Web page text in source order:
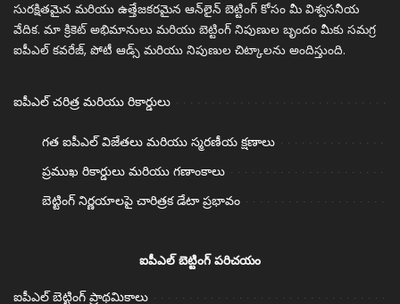
సురక్షితమైన మరియు ఉత్తేజకరమైన ఆన్‌లైన్ బెట్టింగ్ కోసం మీ విశ్వసనీయ
వేదిక. మా క్రికెట్ అభిమానులు మరియు బెట్టింగ్ నిపుణుల బృందం మీకు సమగ్ర
ఐపీఎల్ కవరేజ్, పోటీ ఆడ్స్ మరియు నిపుణుల చిట్కాలను అందిస్తుంది.
ఐపీఎల్ చరిత్ర మరియు రికార్డులు
గత ఐపీఎల్ విజేతలు మరియు స్మరణీయ క్షణాలు
ప్రముఖ రికార్డులు మరియు గణాంకాలు
బెట్టింగ్ నిర్ణయాలపై చారిత్రక డేటా ప్రభావం
ఐపీఎల్ బెట్టింగ్ పరిచయం
ఐపీఎల్ బెట్టింగ్ ప్రాథమికాలు